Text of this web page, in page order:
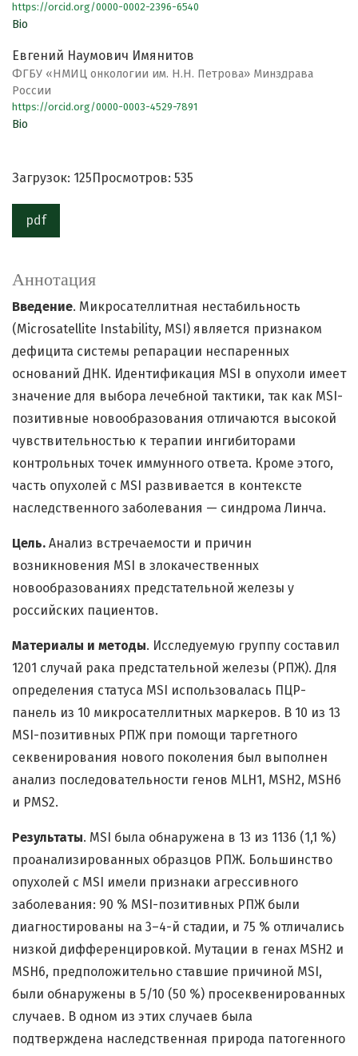
https://orcid.org/0000-0002-2396-6540
Bio
Евгений Наумович Имянитов
ФГБУ «НМИЦ онкологии им. Н.Н. Петрова» Минздрава
России
https://orcid.org/0000-0003-4529-7891
Bio
Загрузок: 125 Просмотров: 535
pdf
Аннотация
Введение. Микросателлитная нестабильность
(Microsatellite Instability, MSI) является признаком
дефицита системы репарации неспаренных
оснований ДНК. Идентификация MSI в опухоли имеет
значение для выбора лечебной тактики, так как MSI-
позитивные новообразования отличаются высокой
чувствительностью к терапии ингибиторами
контрольных точек иммунного ответа. Кроме этого,
часть опухолей с MSI развивается в контексте
наследственного заболевания — синдрома Линча.
Цель. Анализ встречаемости и причин
возникновения MSI в злокачественных
новообразованиях предстательной железы у
российских пациентов.
Материалы и методы. Исследуемую группу составил
1201 случай рака предстательной железы (РПЖ). Для
определения статуса MSI использовалась ПЦР-
панель из 10 микросателлитных маркеров. В 10 из 13
MSI-позитивных РПЖ при помощи таргетного
секвенирования нового поколения был выполнен
анализ последовательности генов MLH1, MSH2, MSH6
и PMS2.
Результаты. MSI была обнаружена в 13 из 1136 (1,1 %)
проанализированных образцов РПЖ. Большинство
опухолей с MSI имели признаки агрессивного
заболевания: 90 % MSI-позитивных РПЖ были
диагностированы на 3–4-й стадии, и 75 % отличались
низкой дифференцировкой. Мутации в генах MSH2 и
MSH6, предположительно ставшие причиной MSI,
были обнаружены в 5/10 (50 %) просеквенированных
случаев. В одном из этих случаев была
подтверждена наследственная природа патогенного